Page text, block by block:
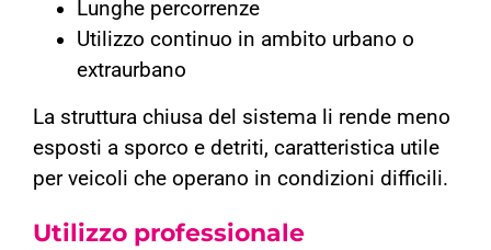
Lunghe percorrenze
Utilizzo continuo in ambito urbano o
extraurbano
La struttura chiusa del sistema li rende meno
esposti a sporco e detriti, caratteristica utile
per veicoli che operano in condizioni difficili.
Utilizzo professionale